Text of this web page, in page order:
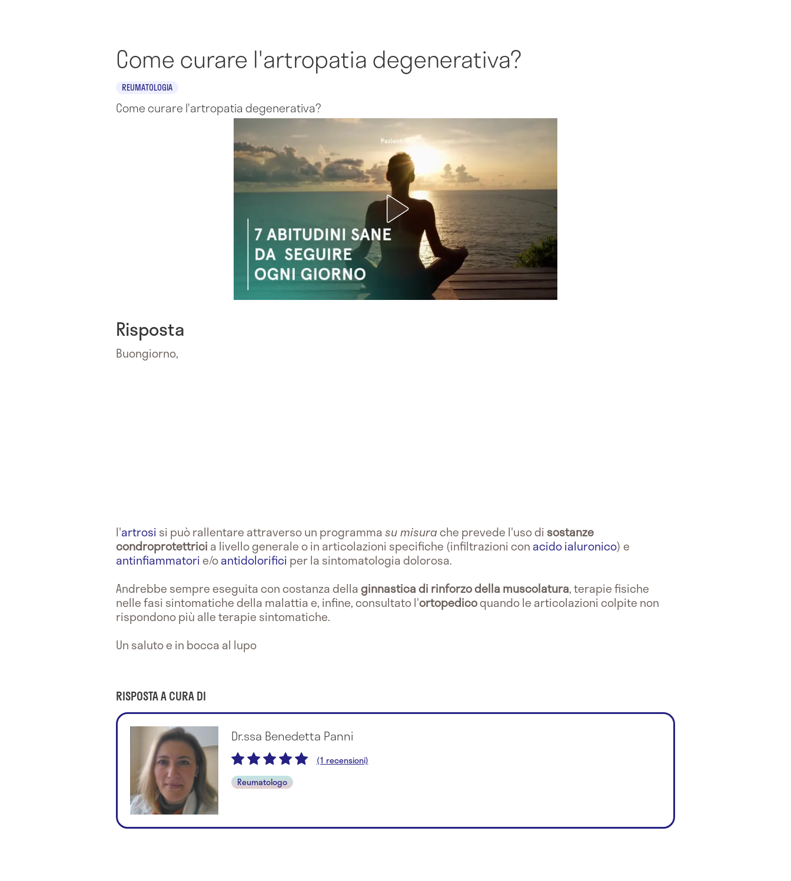
Come curare l'artropatia degenerativa?
REUMATOLOGIA
Come curare l'artropatia degenerativa?
Risposta
Buongiorno,
l'artrosi si può rallentare attraverso un programmasu misurache prevede l'uso di sostanze
condroprotettrici a livello generale o in articolazioni specifiche (infiltrazioni con acido ialuronico) e
antinfiammatorie/oantidolorifici per la sintomatologia dolorosa.
Andrebbe sempre eseguita con costanza dellaginnastica di rinforzo della muscolatura, terapie fisiche
nelle fasi sintomatiche della malattia e, infine, consultato l'ortopedicoquando le articolazioni colpite non
rispondono più alle terapie sintomatiche.
Un saluto e in bocca al lupo
RISPOSTA A CURA DI
Dr.ssa Benedetta Panni
(1 recensioni)
Reumatologo